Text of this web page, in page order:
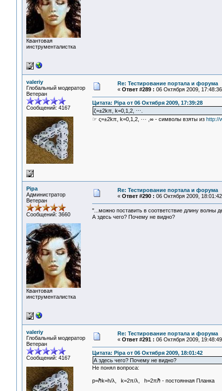
Квантовая
инструменталистка
valeriy
Глобальный модератор
Ветеран
Сообщений: 4167
Re: Тестирование портала и форума
« Ответ #289 : 06 Октября 2009,
Цитата: Pipa от 06 Октября 2009, 17:39:28
ζ=±2kπ, k=0,1,2, ⋯.
☞ ς=±2kπ, k=0,1,2, ··· ,∞ - символы взяты из http://
Pipa
Администратор
Ветеран
Сообщений: 3660
Квантовая
инструменталистка
Re: Тестирование портала и форума
« Ответ #290 : 06 Октября 2009,
"...можно поставить в соответствие длину волны
А здесь чего? Почему не видно?
valeriy
Глобальный модератор
Ветеран
Сообщений: 4167
Re: Тестирование портала и форума
« Ответ #291 : 06 Октября 2009,
Цитата: Pipa от 06 Октября 2009, 18:01:42
А здесь чего? Почему не видно?
Не понял вопроса:
p=ℏk=h/λ, k=2π/λ, h=2πℏ - постоянная Планка